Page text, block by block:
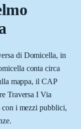
di Domicella, in
conta circa
mappa, il CAP
Traversa I Via
i mezzi pubblici,